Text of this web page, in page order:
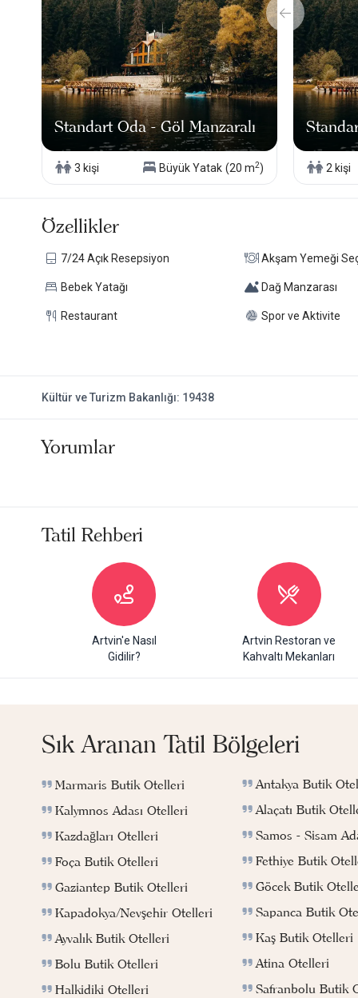
bu açıdan avantajlı. Bir gün yetmez hissi bırakıyor. Zaman
Karagöl’ün bozulmadan kalması dileğiyle…
Eğer yolunuz Artvin’e düşerse, bu manzarayı sadece
sessizliğini içinize çekin.
Standart Oda - Göl Manzaralı
3 kişi Büyük Yatak (20 m2) 2 kişi
Özellikler
7/24 Açık Resepsiyon Akşam Yemeği
Bebek Yatağı Dağ Manzarası
Restaurant Spor ve Aktivite
Kültür ve Turizm Bakanlığı: 19438
Yorumlar
Tatil Rehberi
Artvin'e Nasıl
Gidilir?
Artvin Restoran ve
Kahvaltı Mekanları
Sık Aranan Tatil Bölgeleri
Marmaris Butik Otelleri
Kalymnos Adası Otelleri
Kazdağları Otelleri
Foça Butik Otelleri
Gaziantep Butik Otelleri
Kapadokya/Nevşehir Otelleri
Ayvalık Butik Otelleri
Bolu Butik Otelleri
Halkidiki Otelleri
Antakya Butik
Alaçatı Butik
Samos - Sisam
Fethiye Butik
Göcek Butik
Sapanca Butik
Kaş Butik Otelleri
Atina Otelleri
Safranbolu Butik